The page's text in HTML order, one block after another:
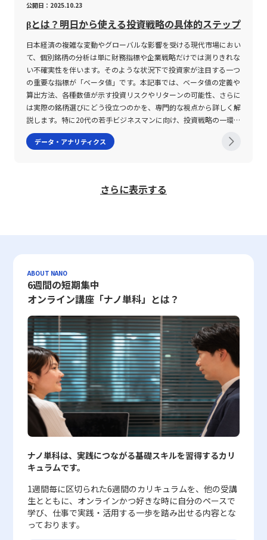
手ビジネスマンが実際のプロジェクトや業務改善活動においてこの
手法を活用する際には、メンターや先輩のアドバイスを取り入れる
成功の鍵となるでしょう。 まとめ 本記事では、デシジョンツリー
の定義からその作成手順、さらには活用における注意点まで、詳細
に解説しました。デシジョンツリーは、論理的な意思決定を支える
強力なツールとして、多様なビジネスシーンにおいて有効な手法で
す。各選択肢を視覚的に整理し、数値や確率によって評価すること
で、従来の感覚に頼った判断から脱却し、客観的な判断基準を確立
することができます。また、プロジェクトマネジメントや業務プロ
セスの改善、さらには新規事業の立ち上げにおいても、デシジョン
ツリーの活用は効果を発揮しやすいと言えます。 一方で、デシジ
スクが伴います。これらの点を十分に理解し、適切なバランスを保
ちながら運用することで、より効果的な意思決定プロセスを実現す
新規プロジェクトの立ち上げ、リスクマネジメントの分野で確固た
る位置を築いています。20代というキャリア初期の段階から、こ
のような体系的な手法を習得し実践することは、将来的な意思決定
でしょう。今後も業務環境や市場が急速に変動する中で、定量的か
つ論理的なアプローチはますます求められることから、デシジョン
ツリーの知識と技術の深化は、現代ビジネスマンにとって避けては
通れない課題と言えます。
データチェックや検証は必須です。これらの注意点を踏まえた上
で、度数分布表の作成やその結果の解釈を行うことが、正確なデー
いた統計解析においては、対象とするデータセット自体の信頼性
や、収集方法の妥当性についても留意する必要があります。たとえ
ば、各国の寿命データや労働時間の分布を参照する場合、それらの
データが最新かつ正確であるか、また調査手法に偏りがないかとい
った点を確認することによって、度数分布の結果が現実を正しく反
映しているかどうかの判断材料としなければなりません。したがっ
て、度数分布表の作成にあたっては、データの前処理やクリーニン
グの工程も重要な要素となり、ビジネスシーンでその結果を活用す
る際には、総合的な視点から分析の信頼性を確保することが求めら
グリサーチを行う現代のビジネスシーンにおいて欠かせない手法で
す。本記事では、度数分布がどのような概念であり、どのように構
ッドシートを活用した度数分布表の作成方法、特にFrequency関数
やCOUNTIF、COUNTIFS関数を通じた実践的な技法についても解説
し、視覚的にヒストグラムを生成するプロセスを紹介しました。
データ分析への需要がさらに高まる中、度数分布の理解とその活用
法は、データに基づく合理的な意思決定を支える重要なスキルとし
て位置付けられるでしょう。統計解析の基本となる度数分布の知識
は、単に数値を整理する作業にとどまらず、経営判断やマーケティ
ング戦略の策定、さらには製品開発におけるターゲット層の明確化
にも大きな影響を与えます。したがって、若手ビジネスマンがこの
スキルを早期に習得することは、将来的なキャリア形成や企業の競
争力向上に直結するものといえるでしょう。 以上のように、度数
分布を正しく理解し使いこなすことで、多面的なデータ分析が可能
となり、より精度の高い戦略立案が実現されます。計算方法や作成
に応用することで、データに基づく分析力を向上させるとともに、
業務の効率化や精緻なマーケティング戦略の構築を促進できること
でしょう。データ分析の基本ツールとしての度数分布を習得し、実
践に活かすことは、現代ビジネスにおいて極めて重要なスキルであ
り、今後のキャリアにおいて大きな武器となるはずです。 本記事
が、20代の若手ビジネスマンの皆様が、統計解析に基づいた実践
標の特性を理解した上で適切な数式を用いることが求められます。
このような定量的な指標は、投資家や起業家のみならず、今後のキ
ャリアでマネジメントや戦略立案に携わる20代の若手ビジネスマ
ンにとって、極めて重要な知識となるでしょう。市場環境や競争構
造が複雑化する現代において、CAGRをはじめとする成長指標の理
解と適切な活用は、企業経営のみならず個人投資やキャリア形成に
おける成功の鍵を握るものです。今後も、変化する市場動向を的確
に捉え、持続可能な成長戦略を構築するための一助として、これら
の指標を効果的に活用することが期待されます。以上の内容を踏ま
え、CAGRおよびCMGRの仕組みと注意点をしっかりと理解し、実
務に反映させることで、より精緻な経営分析や投資判断が可能とな
るでしょう。
セスから成り立っています。このスコアは、一定の評価基準をクリ
アしているかどうかによって、どの程度の信頼性があるかを示すも
レスに対するスコアが低い場合は、不正な動作やマルウェア配信の
履歴が存在する可能性が高く、アクセス制限やブロックの対象とな
ります。一方、スコアが高ければ、安全性の高い通信として優先的
に扱われ、セキュリティ対策の自動化が実現されるのです。 評価
基準は、多岐にわたるポイントから構成されており、メールに関す
るレピュテーション評価では、送信元IPアドレス、メール本文や添
付ファイルの安全性、過去のスパム行為の履歴、さらにはブラック
リストへの登録状況などが重要視されます。また、Webサイトに対
しては、公開コンテンツの質、更新頻度、利用者からの評価、第三
リティ対策担当者にとって、リスクの高い通信やコンテンツを早期
に検知し対処するための強力なツールとなっています。 セキュリ
り、未知の攻撃パターンに対しても自動的に対応できる点が大きな
強みです。また、システムの自動監視機能により、管理者は日々の
運用負荷を大幅に軽減でき、結果としてサーバーリソースの有効活
ィレピュテーションを用いることで、次のような具体的なメリット
が得られます。まず第一に、広範なセキュリティ脅威に対して、リ
アルタイムで信頼性の低い通信を排除できるため、システム全体の
安全性が飛躍的に向上します。第二に、管理作業が自動化されるこ
とで、日々のセキュリティ更新や手動チェックの必要性が大幅に削
減され、人的リソースの最適化が図られます。第三に、不要なトラ
フィックが削減される結果、サーバー負荷が低減され、サービスの
安定運用が実現されます。これらのメリットにより、企業はセキュ
リティリスク管理コストを効率的に削減しながら、より高度な攻撃
対策を講じることが可能となっています。 レピュテーションの活
には、いくつかの注意すべき点や限界も存在します。まず、レピュ
テーションは過去のデータや実績に依存して評価が行われるため、
最新の脅威情報やゼロデイ攻撃に対しては必ずしも迅速な反映がで
きない可能性があります。また、評価基準が複雑で多岐にわたるた
め、システム間での評価方法にばらつきが生じる場合もあります。
特に、共有IPを利用している場合、第三者の行動により自社の評価
に、未来に進むにつれてストレスが低下するという下降型の認知パ
ターンを持つ人々は、先延ばし癖が深刻なグループに比べ、その割
いては、下降型、上昇型、V字型、そしてどの時間軸においても幸
福感が一定である平坦型の4パターンが検出されたものの、先延ば
し癖との間には明確な関連性は認められませんでした。これらの結
果は、未来に対して楽観的な認識を持つこと、すなわち「今よりも
未来のストレスが増加しない」と信じる認知が、先延ばし行動の抑
制に寄与する可能性を示唆しています。さらに、先延ばし行動は、
幸福感の低下やストレスの増大、健康の損耗、さらには学業成績や
業務パフォーマンスの低下という重大な影響を伴うことから、この
研究の意義は非常に高いといえます。加えて、本研究が採用した新
するための有効な手段として期待されています。また、研究助成と
してJST【CREST】およびJST【ムーンショット型研究開発事業】
おいて示されたように、未来に対して「今よりもストレスが増える
ことはない」との認識を持つことは、深刻な先延ばし癖の低減と密
接に関連していますが、単に楽観的に考えるだけでは十分な対策と
的な状況判断とのバランスを保つことが求められます。過度な楽観
主義は、リスクや問題の先送り、さらには計画不全といった逆効果
を招く可能性があるため、現状認識と未来予測に基づく合理的な意
思決定が必要不可欠です。また、研究では「時系列的幸福観」に関
しては先延ばし癖との有意な関係が見られなかったため、幸福感そ
のものの増大だけでは先延ばし行動を改善するには不十分であるこ
とが示唆されています。つまり、未来に希望を抱くことは重要です
が、その実現のためには具体的な行動計画の策定や、現実的なスト
レス管理技術の導入が必須となります。さらに、使用された評価尺
度としては「日本語版Pure Procrastination Scale」が採用されて
あるものの、心理的・環境的要因との複雑な相互作用を完全に捉え
るには限界があることも留意すべきです。加えて、先延ばし行動の
背景には個々のライフスタイルやストレス耐性、さらには社会的支
援の有無といった多様な要因が関与しているため、単一の指標にの
み依存することは避け、複数の観点からのアプローチが今後の研究
課題として残されています。企業や教育現場においては、未来に対
ば、売上高、契約件数、PV数、利益率といった具体的な数字は、
企業の業績やプロジェクトの進捗を明確に示すデータとして活用さ
れます。この結果、目標達成度の把握や意思決定の迅速化、評価の
透明性向上などに大きく寄与するのです。 一方、「定性的」と
は、数値に表すことが難しい感覚や意見、行動の質などを評価する
手法を意味します。英語では「Qualitatively」と表記され、具体的
な数字だけでは捉えきれない側面、例えばコミュニケーション能
力、チームワーク、モチベーションの高さ、顧客満足度の背景にあ
る要因など、言葉や文章、インタビューの内容として表現されるデ
ータが該当します。このような評価は、企業風土や社員の成長、サ
ービスの改善などに役立つ情報を補完するために重要とされ、また
数値化して判断しきれない経営判断のサポートを行います。 定量
下すことが可能です。具体的な例としては、売上向上や契約数の増
加など、定められた数値目標に対して成果がはっきりと把握できる
価にはいくつかのデメリットも存在します。評価基準が数字に限定
されるため、業務過程での努力や工夫、社員個々の成長過程が評価
に反映されにくく、場合によっては過度な成果主義やノルマ意識を
プロセスが把握できないため、評価結果に対して社員から不満やス
トレスが生じるケースも少なくありません。したがって、定量的評
価を導入する際には、達成数値を明確に設定すると同時に、業務全
体を支える組織文化や社員のモチベーションの維持に十分配慮する
必要があります。 定性的評価の特徴とそのメリット・デメリット
定性的評価は、数値では示しきれない多様な側面を捉えるために採
用される方法であり、特に人材マネジメントの分野においてその有
用性が高く評価されています。例えば、コミュニケーション能力、
リーダーシップ、企業理念への適合性など、明確な数値で測定する
ことが難しい項目については、定性的な要素が重要な役割を果たし
・数値だけでは把握しきれない、社員の行動や成長、モチベーショ
ンといった質的側面を包括的に評価できること ・プロセスや行
動、意欲など、業績に至るまでの過程を評価することで、今後の課
題や改善点が見えてくること ・顧客の声や市場の反応など、フィ
ードバックから新たな戦略やサービス改善に結びつけることができ
る点 一方で、定性的評価には評価者の主観が大きく影響しやすい
公開日：2025.10.23
βとは？明日から使える投資戦略の具体的ステップ
日本経済の複雑な変動やグローバルな影響を受ける現代市場におい
て、個別銘柄の分析は単に財務指標や企業戦略だけでは測りきれな
い不確実性を伴います。そのような状況下で投資家が注目する一つ
の重要な指標が「ベータ値」です。本記事では、ベータ値の定義や
算出方法、各種数値が示す投資リスクやリターンの可能性、さらに
は実際の銘柄選びにどう役立つのかを、専門的な視点から詳しく解
説します。特に20代の若手ビジネスマンに向け、投資戦略の一環と
して自らのリスク許容度に合わせた適切な銘柄選定の方法を身につ
けるための知識として、ベータ値の理解が不可欠であることを強調
価指数が1%変動した場合に、対象銘柄が何%変動するかを示す指
いやすいとされます。たとえば、ベータ値が2.0の銘柄は、市場が
1%動いた際に2%の変動が予想され、上昇局面では大きな利益を期
待できる可能性がある一方、下落局面では急激な損失リスクが伴い
ます。逆に、ベータ値が1.0未満の銘柄は、比較的市場の動きに影
響されにくく、安定した株価推移が期待されると考えられます。ま
た、稀にベータ値がマイナスとなるケースも見受けられ、これは市
場全体と逆の動きをする特殊な銘柄を示すものであり、資産の分散
投資において注目される側面もあります。 ベータ値は、統計的手
法として回帰分析を用いて算出されるため、計算方法や使用する市
場指数によって数値が変わる可能性があります。投資家が利用する
情報サービスや証券会社の提供するツールにおいては、ベータ値が
容易に参照できるため、個別銘柄のリスク評価の一要素として広く
活用されています。なお、この数値は歴史的な株価データに基づい
て算出されるため、将来的な株価変動を完全に予測するものではな
切です。 市場環境が刻々と変化する中で、ベータ値は銘柄選びの
一助となるだけでなく、ポートフォリオ全体のリスク管理や資産配
分の見直しにも寄与する指標です。たとえば、リスクを抑えた投資
戦略を採用する投資家であれば、ベータ値が低めの銘柄を中心にポ
ートフォリオを構築することで、市場全体の不安定な動きに対して
比較的安全性の高い運用が期待できます。反対に、リスクを容認し
データ・アナリティクス
さらに表示する
ABOUT NANO
6週間の短期集中
オンライン講座「ナノ単科」とは？
ナノ単科は、実践につながる基礎スキルを習得するカリ
キュラムです。
1週間毎に区切られた6週間のカリキュラムを、他の受講
生とともに、オンラインかつ好きな時に自分のペースで
学び、仕事で実践・活用する一歩を踏み出せる内容とな
っております。